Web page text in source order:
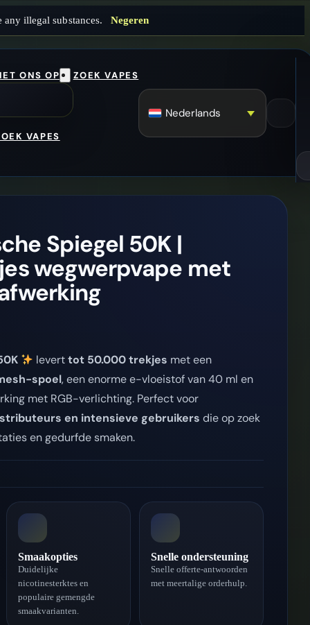
any illegal substances. Negeren
ONS OP ZOEK VAPES
VAPES
Nederlands
Spiegel 50K |
wegwerpvape met
leverttot 50.000 trekjes met een
spoel, een enorme e-vloeistof van 40 ml en
met RGB-verlichting. Perfect voor
en intensieve gebruikers die op zoek
en gedurfde smaken.
Smaakopties
Duidelijke
nicotinesterktes en
populaire gemengde
smaakvarianten.
Snelle ondersteuning
Snelle offerte-antwoorden
met meertalige orderhulp.